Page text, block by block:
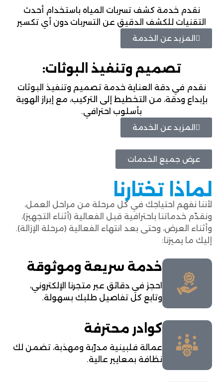
نقدم خدمة كشف تسربات المياه باستخدام أحدث
التقنيات للكشف الدقيق عن التسربات دون أي تكسير
المزيد عن الخدمة
تصميم وتنفيذ البوثات:
نقدم في دقة العناية خدمة تصميم وتنفيذ البوثات
بإبداع ودقة، من التخطيط إلى التركيب، مع إبراز الهوية
بأسلوب احترافي.
المزيد عن الخدمة
عرض جميع الخدمات
لماذا تختارنا
لأننا نفهم احتياجك في كل مرحلة من مراحل العمل،
ونقدّم خدماتنا باحترافية قبل الفعالية (أثناء التجهيز)،
وأثناء العرض، وحتى بعد انتهاء الفعالية (مرحلة الإزالة).
إليك ما يميزنا:
خدمة سريعة وموثوقة
احجز في دقائق عبر متجرنا الإلكتروني،
وتابع كل تفاصيل طلبك بسهولة.
كوادر محترفة
عمالة فلبينية مدرّبة ومهذبة، تضمن لك
نظافة بمعايير عالية.